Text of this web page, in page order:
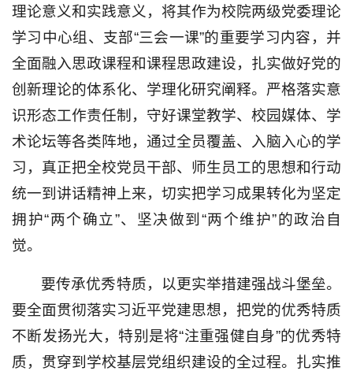
理论意义和实践意义，将其作为校院两级党委理论
学习中心组、支部“三会一课”的重要学习内容，并
全面融入思政课程和课程思政建设，扎实做好党的
创新理论的体系化、学理化研究阐释。严格落实意
识形态工作责任制，守好课堂教学、校园媒体、学
术论坛等各类阵地，通过全员覆盖、入脑入心的学
习，真正把全校党员干部、师生员工的思想和行动
统一到讲话精神上来，切实把学习成果转化为坚定
拥护“两个确立”、坚决做到“两个维护”的政治自
觉。
要传承优秀特质，以更实举措建强战斗堡垒。
要全面贯彻落实习近平党建思想，把党的优秀特质
不断发扬光大，特别是将“注重强健自身”的优秀特
质，贯穿到学校基层党组织建设的全过程。扎实推